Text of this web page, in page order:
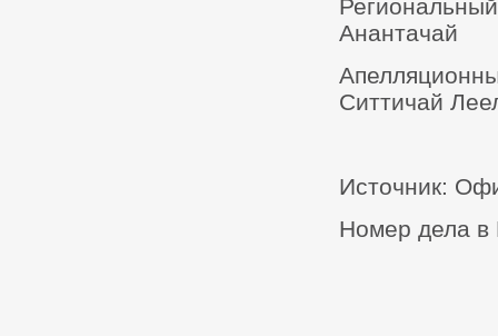
Анантачай
Ситтичай
Источник:
Номер дела в